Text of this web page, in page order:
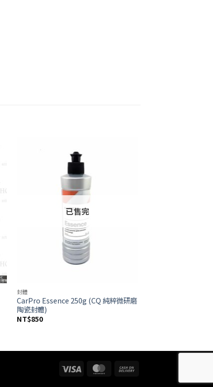
已售完
封體
CarPro Essence 250g (CQ 純粹微研磨
陶瓷封體)
NT$850
Visa MasterCard